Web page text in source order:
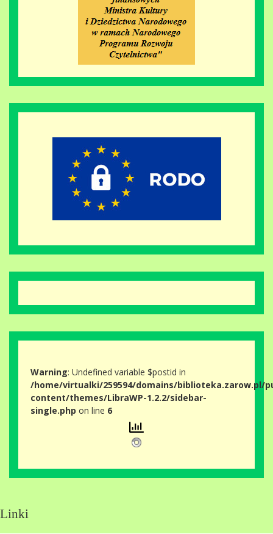
Warning: Undefined variable $postid in
/home/virtualki/259594/domains/biblioteka.zarow.pl/
content/themes/LibraWP-1.2.2/sidebar-
single.php on line 6
Linki